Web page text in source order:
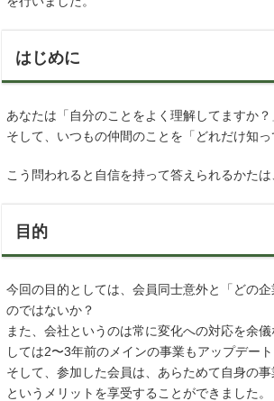
はじめに
あなたは「自分のことをよく理解してますか？
そして、いつもの仲間のことを「どれだけ知っ
こう問われると自信を持って答えられるかた
目的
今回の目的としては、会員同士意外と「どの
のではないか？
また、会社というのは常に変化への対応を余
しては2〜3年前のメインの事業もアップデー
そして、参加した会員は、あらためて自身の
というメリットを享受することができました。